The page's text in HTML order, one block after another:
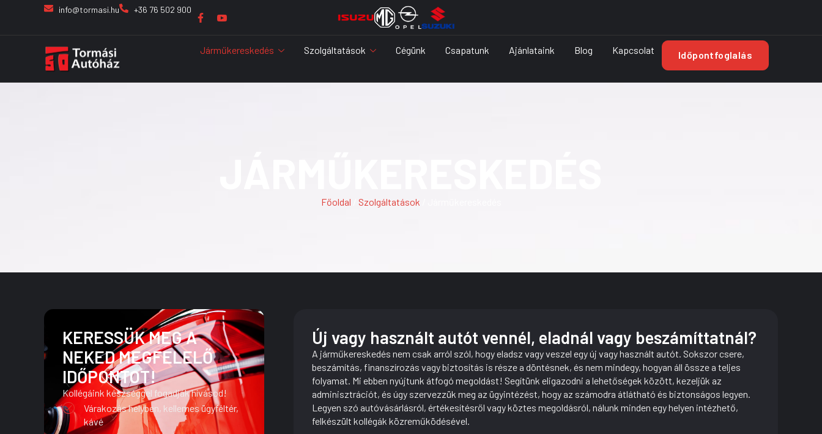
info@tormasi.hu +36 76 502 900
Járműkereskedés Szolgáltatások Cégünk Csapatunk Ajánlataink Blog Kapcsolat Időpontfoglalás
Főoldal Szolgáltatások
KERESSÜK MEG A
NEKED MEGFELELŐ
IDŐPONTOT!
Kollégáink készséggel fogadják hívásod!
Várakozás helyben, kellemes ügyféltér,
kávé
Új vagy használt autót vennél, eladnál vagy beszámíttatnál?
A járműkereskedés nem csak arról szól, hogy eladsz vagy veszel egy új vagy használt autót. Sokszor csere,
beszámítás, finanszírozás vagy biztosítás is része a döntésnek, és nem mindegy, hogyan áll össze a teljes
folyamat. Mi ebben nyújtunk átfogó megoldást! Segítünk eligazodni a lehetőségek között, kezeljük az
adminisztrációt, és úgy szervezzük meg az ügyintézést, hogy az számodra átlátható és biztonságos legyen.
Legyen szó autóvásárlásról, értékesítésről vagy köztes megoldásról, nálunk minden egy helyen intézhető,
felkészült kollégák közreműködésével.